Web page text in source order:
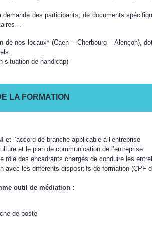
demande des participants, de documents
de nos locaux* (Caen – Cherbourg – Alençon),
situation de handicap)
LA FORMATION
et l’accord de branche applicable à l’entreprise
et le plan de communication de l’entreprise
rôle des encadrants chargés de conduire les
avec les différents dispositifs de formation (CPF
outil de médiation :
de poste